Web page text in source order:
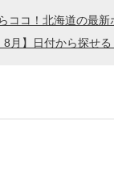
ココ！北海道の最
8月】日付から探せ